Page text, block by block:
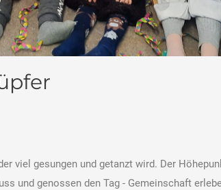
viel gesungen und getanzt wird. Der
und genossen den Tag - Gemeinschaft